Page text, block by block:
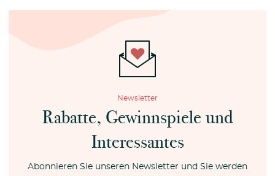
Newsletter
Rabatte, Gewinnspiele und
Interessantes
Abonnieren Sie unseren Newsletter und Sie werden